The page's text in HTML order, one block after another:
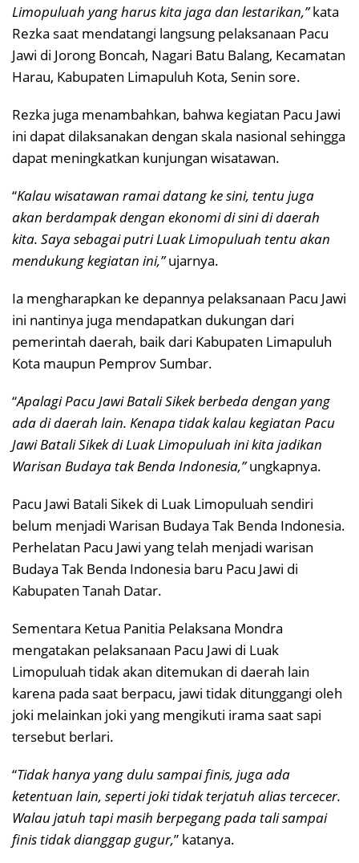
Limopuluah yang harus kita jaga dan lestarikan,”kata
Rezka saat mendatangi langsung pelaksanaan Pacu
Jawi di Jorong Boncah, Nagari Batu Balang, Kecamatan
Harau, Kabupaten Limapuluh Kota, Senin sore.
Rezka juga menambahkan, bahwa kegiatan Pacu Jawi
ini dapat dilaksanakan dengan skala nasional sehingga
dapat meningkatkan kunjungan wisatawan.
“Kalau wisatawan ramai datang ke sini, tentu juga
akan berdampak dengan ekonomi di sini di daerah
kita. Saya sebagai putri Luak Limopuluah tentu akan
mendukung kegiatan ini,”ujarnya.
Ia mengharapkan ke depannya pelaksanaan Pacu Jawi
ini nantinya juga mendapatkan dukungan dari
pemerintah daerah, baik dari Kabupaten Limapuluh
Kota maupun Pemprov Sumbar.
“Apalagi Pacu Jawi Batali Sikek berbeda dengan yang
ada di daerah lain. Kenapa tidak kalau kegiatan Pacu
Jawi Batali Sikek di Luak Limopuluah ini kita jadikan
Warisan Budaya tak Benda Indonesia,”ungkapnya.
Pacu Jawi Batali Sikek di Luak Limopuluah sendiri
belum menjadi Warisan Budaya Tak Benda Indonesia.
Perhelatan Pacu Jawi yang telah menjadi warisan
Budaya Tak Benda Indonesia baru Pacu Jawi di
Kabupaten Tanah Datar.
Sementara Ketua Panitia Pelaksana Mondra
mengatakan pelaksanaan Pacu Jawi di Luak
Limopuluah tidak akan ditemukan di daerah lain
karena pada saat berpacu, jawi tidak ditunggangi oleh
joki melainkan joki yang mengikuti irama saat sapi
tersebut berlari.
“Tidak hanya yang dulu sampai finis, juga ada
ketentuan lain, seperti joki tidak terjatuh alias tercecer.
Walau jatuh tapi masih berpegang pada tali sampai
finis tidak dianggap gugur,” katanya.